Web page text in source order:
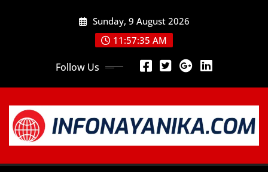
Sunday, 9 August 2026
11:57:37 AM
Follow Us